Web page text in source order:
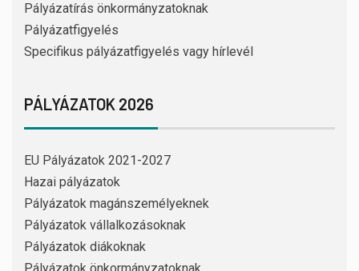
Pályázatírás önkormányzatoknak
Pályázatfigyelés
Specifikus pályázatfigyelés vagy hírlevél
PÁLYÁZATOK 2026
EU Pályázatok 2021-2027
Hazai pályázatok
Pályázatok magánszemélyeknek
Pályázatok vállalkozásoknak
Pályázatok diákoknak